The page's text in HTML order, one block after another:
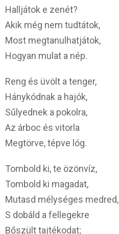
Halljátok e zenét?
Akik még nem tudtátok,
Most megtanulhatjátok,
Hogyan mulat a nép.
Reng és üvölt a tenger,
Hánykódnak a hajók,
Sűlyednek a pokolra,
Az árboc és vitorla
Megtörve, tépve lóg.
Tombold ki, te özönvíz,
Tombold ki magadat,
Mutasd mélységes medred,
S dobáld a fellegekre
Bőszült tajtékodat;